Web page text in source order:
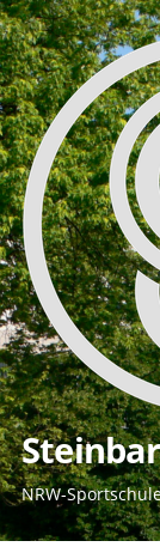
Zum
Inhalt
springen
NRW-